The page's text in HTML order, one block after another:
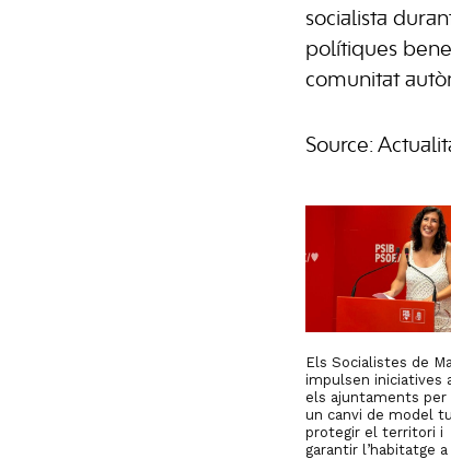
socialista
polítiques
comunitat
Source:
Els Socialistes de
impulsen iniciatives
els ajuntaments per
un canvi de model
protegir el territori i
garantir l’habitatge a